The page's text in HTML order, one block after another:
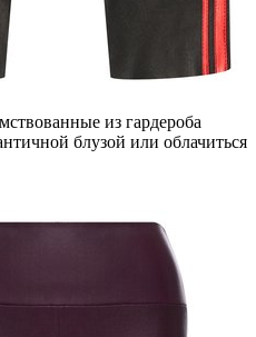
из гардероба
блузой или облачиться